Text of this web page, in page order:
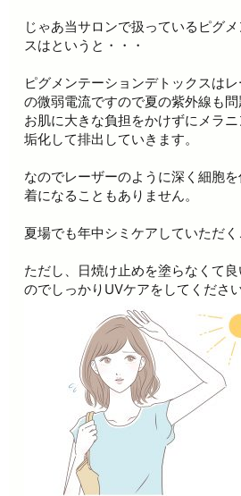
じゃあ当サロンで扱っているピグ
スはというと・・・
ピグメンテーションデトックスは
の微弱電流ですので夏の紫外線も問
お肌に大きな負担をかけずにメラ
垢化して排出していきます。
なのでレーザーのように深く細胞
着になることもありません。
夏場でも年中シミケアしていただく
ただし、日焼け止めを塗らなくて
のでしっかりUVケアをしてください